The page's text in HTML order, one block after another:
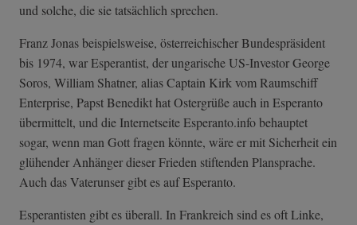
und solche, die sie tatsächlich sprechen.
Franz Jonas beispielsweise, österreichischer Bundespräsident
bis 1974, war Esperantist, der ungarische US-Investor George
Soros, William Shatner, alias Captain Kirk vom Raumschiff
Enterprise, Papst Benedikt hat Ostergrüße auch in Esperanto
übermittelt, und die Internetseite Esperanto.info behauptet
sogar, wenn man Gott fragen könnte, wäre er mit Sicherheit ein
glühender Anhänger dieser Frieden stiftenden Plansprache.
Auch das Vaterunser gibt es auf Esperanto.
Esperantisten gibt es überall. In Frankreich sind es oft Linke,